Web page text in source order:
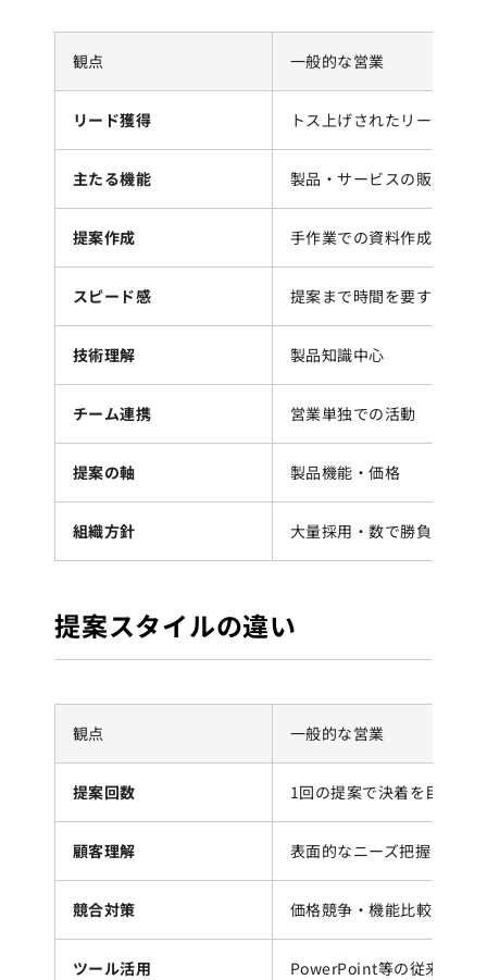
観点 一般的な営業
リード獲得 トス上げされたリードを受
主たる機能 製品・サービスの販売
提案作成 手作業での資料作成
スピード感 提案まで時間を要する
技術理解 製品知識中心
チーム連携 営業単独での活動
提案の軸 製品機能・価格
組織方針 大量採用・数で勝負
提案スタイルの違い
観点 一般的な営業
提案回数 1回の提案で決着を目指す
顧客理解 表面的なニーズ把握
競合対策 価格競争・機能比較
ツール活用 PowerPoint等の従来ツー